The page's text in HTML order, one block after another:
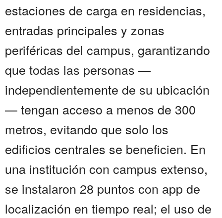
estaciones de carga en residencias,
entradas principales y zonas
periféricas del campus, garantizando
que todas las personas —
independientemente de su ubicación
— tengan acceso a menos de 300
metros, evitando que solo los
edificios centrales se beneficien. En
una institución con campus extenso,
se instalaron 28 puntos con app de
localización en tiempo real; el uso de